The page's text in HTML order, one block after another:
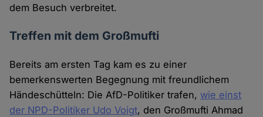
dem Besuch verbreitet.
Treffen mit dem Großmufti
Bereits am ersten Tag kam es zu einer
bemerkenswerten Begegnung mit freundlichem
Händeschütteln: Die AfD-Politiker trafen, wie einst
der NPD-Politiker Udo Voigt, den Großmufti Ahmad